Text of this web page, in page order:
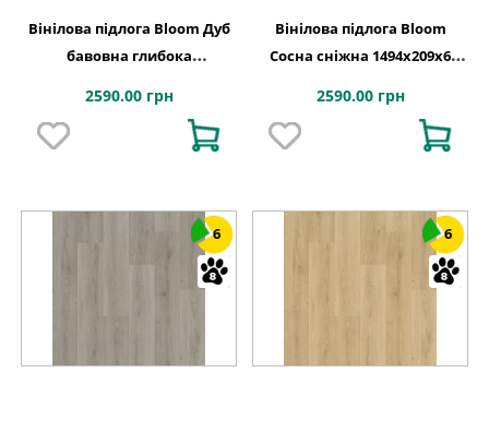
Вінілова підлога Bloom Дуб
бавовна глибока
Quick-Step
2590.00 грн
Вінілова підлога Bloom
Сосна сніжна 1494х209x6
2590.00 грн
6 6